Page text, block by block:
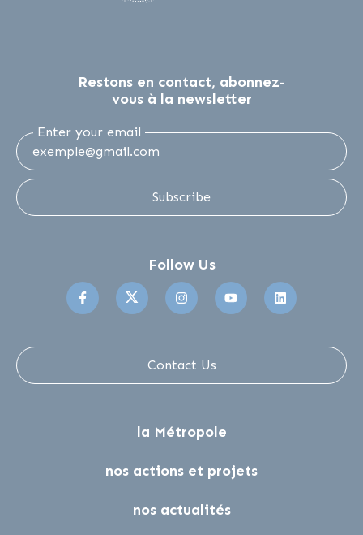
Restons en contact, abonnez-
vous à la newsletter
Enter your email
Subscribe
Follow Us
Suivez-nous sur Facebook
Suivez-nous sur Twitter
Suivez-nous surSuivez-nous sur
Contact Us
la Métropole
nos actions et projets
nos actualités